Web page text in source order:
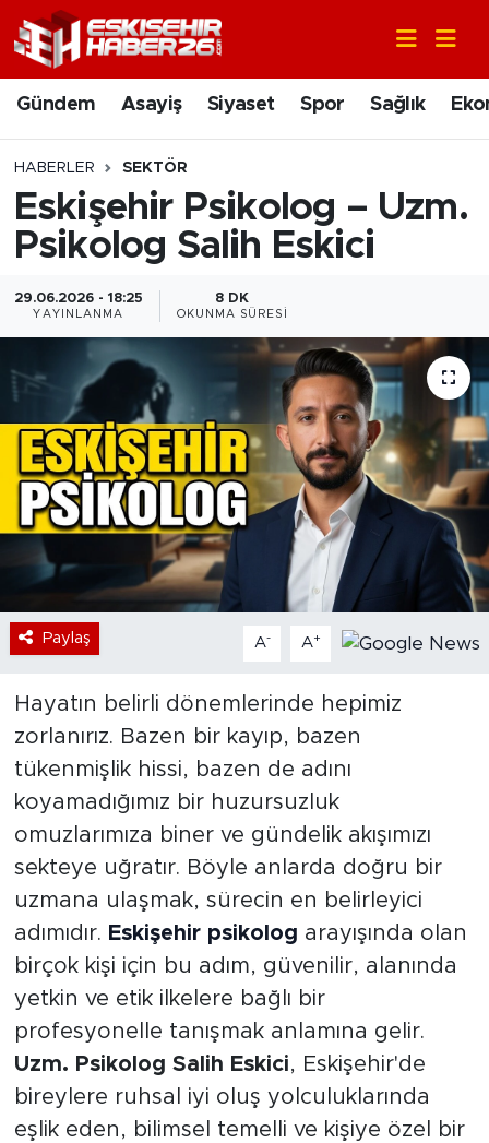
Gündem Asayiş Siyaset Spor Sağlık
HABERLER SEKTÖR
Eskişehir Psikolog – Uzm.
Psikolog Salih Eskici
29.06.2026 - 18:25
YAYINLANMA
8 DK
OKUNMA SÜRESI
Paylaş A- A+
Hayatın belirli dönemlerinde hepimiz
zorlanırız. Bazen bir kayıp, bazen
tükenmişlik hissi, bazen de adını
koyamadığımız bir huzursuzluk
omuzlarımıza biner ve gündelik akışımızı
sekteye uğratır. Böyle anlarda doğru bir
uzmana ulaşmak, sürecin en belirleyici
adımıdır. Eskişehir psikolog arayışında olan
birçok kişi için bu adım, güvenilir, alanında
yetkin ve etik ilkelere bağlı bir
profesyonelle tanışmak anlamına gelir.
Uzm. Psikolog Salih Eskici, Eskişehir'de
bireylere ruhsal iyi oluş yolculuklarında
eşlik eden, bilimsel temelli ve kişiye özel bir
Gündem
Asayiş
Siyaset
Spor
Sağlık
Ekonomi
Eğitim
Sanat
Bölge
Teknoloji
Magazin
Dünya
Nöbetçi Eczaneler
Hava Durumu
Trafik Durumu
Süper Lig Puan Durumu ve Fikstür
Tüm Manşetler
Son Dakika Haberleri
Haber Arşivi